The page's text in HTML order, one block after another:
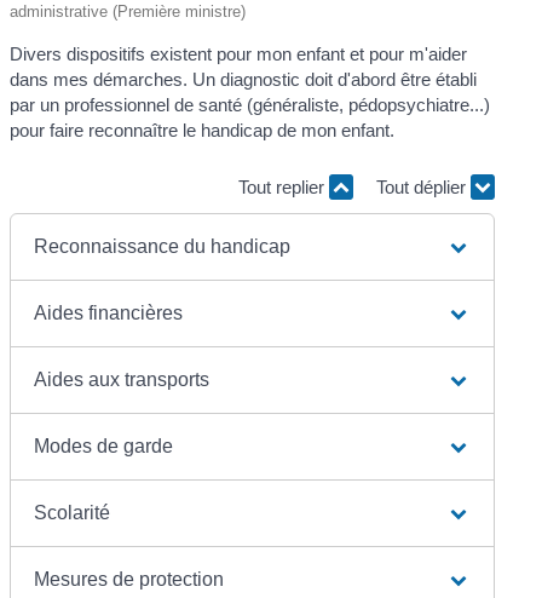
administrative (Première ministre)
Divers dispositifs existent pour mon enfant et pour m'aider
dans mes démarches. Un diagnostic doit d'abord être établi
par un professionnel de santé (généraliste, pédopsychiatre...)
pour faire reconnaître le handicap de mon enfant.
Tout replier Tout déplier
Reconnaissance du handicap
Aides financières
Aides aux transports
Modes de garde
Scolarité
Mesures de protection